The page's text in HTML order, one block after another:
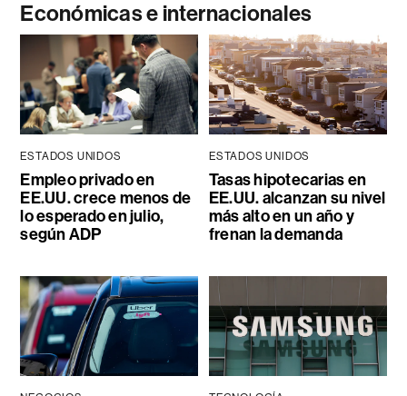
Económicas e internacionales
ESTADOS UNIDOS
Empleo privado en
EE.UU. crece menos de
lo esperado en julio,
según ADP
ESTADOS UNIDOS
Tasas hipotecarias en
EE.UU. alcanzan su nivel
más alto en un año y
frenan la demanda